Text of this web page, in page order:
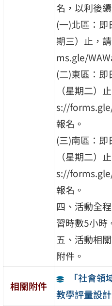
名，以利後
(一)北區：
期三）止，
ms.gle/
(二)東區：
（星期二）
s://
報名。
(三)南區：
（星期二）
s://
報名。
四、活動全
習時數5小時
五、活動相
附件。
相關附件
「社會
教學評量設